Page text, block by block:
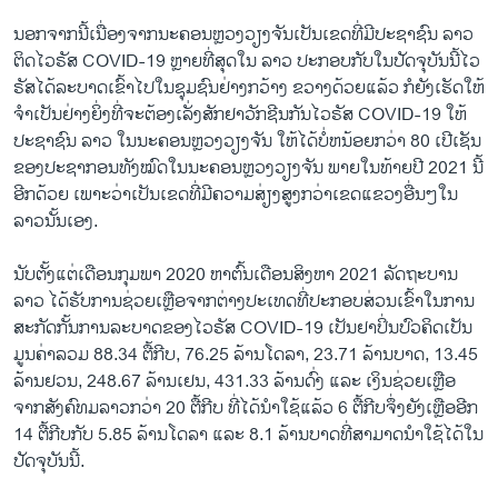
ນອກຈາກນີ້ເນື່ອງຈາກນະຄອນຫຼວງວຽງຈັນເປັນເຂດທີ່ມີປະຊາຊົນ ລາວ
ຕິດໄວຣັສ COVID-19 ຫຼາຍທີ່ສຸດໃນ ລາວ ປະກອບກັບໃນປັດຈຸບັນນີ້ໄວ
ຣັສໄດ້ລະບາດເຂົ້າໄປໃນຊຸມຊົນຢ່າງກວ້າງ ຂວາງດ້ວຍແລ້ວ ກໍຍັງເຮັດໃຫ້
ຈຳເປັນຢ່າງຍິ່ງທີ່ຈະຕ້ອງເລັ່ງສັກຢາວັກຊີນກັນໄວຣັສ COVID-19 ໃຫ້
ປະຊາຊົນ ລາວ ໃນນະຄອນຫຼວງວຽງຈັນ ໃຫ້ໄດ້ບໍ່ຫນ້ອຍກວ່າ 80 ເປີເຊັນ
ຂອງປະຊາກອນທັງໝົດໃນນະຄອນຫຼວງວຽງຈັນ ພາຍໃນທ້າຍປີ 2021 ນີ້
ອີກດ້ວຍ ເພາະວ່າເປັນເຂດທີ່ມີຄວາມສ່ຽງສູງກວ່າເຂດແຂວງອື່ນໆໃນ
ລາວນັ້ນເອງ.
ນັບຕັ້ງແຕ່ເດືອນກຸມພາ 2020 ຫາຕົ້ນເດືອນສິງຫາ 2021 ລັດຖະບານ
ລາວ ໄດ້ຮັບການຊ່ວຍເຫຼືອຈາກຕ່າງປະເທດທີ່ປະກອບສ່ວນເຂົ້າໃນການ
ສະກັດກັ້ນການລະບາດຂອງໄວຣັສ COVID-19 ເປັນຢາປິ່ນປົວຄິດເປັນ
ມູນຄ່າລວມ 88.34 ຕື້ກີບ, 76.25 ລ້ານໂດລາ, 23.71 ລ້ານບາດ, 13.45
ລ້ານຢວນ, 248.67 ລ້ານເຢນ, 431.33 ລ້ານດົ່ງ ແລະ ເງິນຊ່ວຍເຫຼືອ
ຈາກສັງຄົທມລາວກວ່າ 20 ຕື້ກີບ ທີ່ໄດ້ນຳໃຊ້ແລ້ວ 6 ຕື້ກີບຈຶ່ງຍັງເຫຼືອອີກ
14 ຕື້ກີບກັບ 5.85 ລ້ານໂດລາ ແລະ 8.1 ລ້ານບາດທີ່ສາມາດນຳໃຊ້ໄດ້ໃນ
ປັດຈຸບັນນີ້.